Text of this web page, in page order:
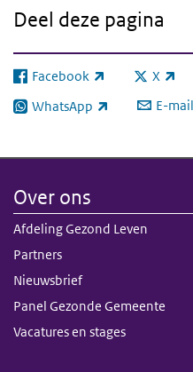
Deel deze pagina
Facebook
(externe link) X
(externe
WhatsApp
(externe link) E-mail
Over ons
Afdeling Gezond Leven
Partners
Nieuwsbrief
Panel Gezonde Gemeente
Vacatures en stages